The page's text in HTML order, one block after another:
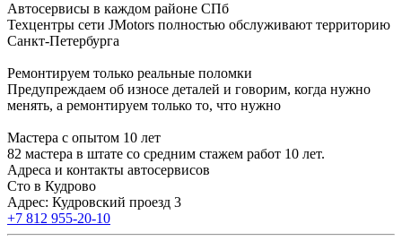
Автосервисы в каждом районе СПб
Техцентры сети JMotors полностью обслуживают территорию
Санкт-Петербурга
Ремонтируем только реальные поломки
Предупреждаем об износе деталей и говорим, когда нужно
менять, а ремонтируем только то, что нужно
Мастера с опытом 10 лет
82 мастера в штате со средним стажем работ 10 лет.
Адреса и контакты автосервисов
Сто в Кудрово
Адрес: Кудровский проезд 3
+7 812 955-20-10